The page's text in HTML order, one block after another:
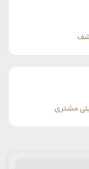
مشتری